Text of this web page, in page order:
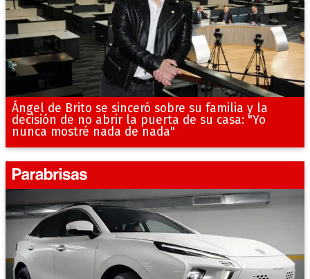
Ángel de Brito se sinceró sobre su familia y la
decisión de no abrir la puerta de su casa: "Yo
nunca mostré nada de nada"